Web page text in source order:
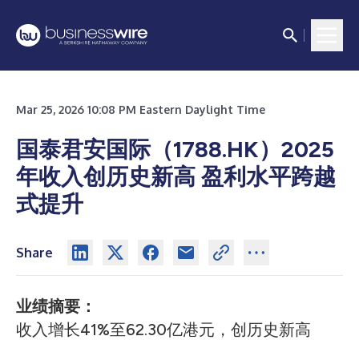
Mar 25, 2026 10:08 PM Eastern Daylight Time
国泰君安国际（1788.HK）2025
年收入创历史新高 盈利水平跨越
式提升
Share
业绩摘要：
收入增长41%至62.30亿港元，创历史新高